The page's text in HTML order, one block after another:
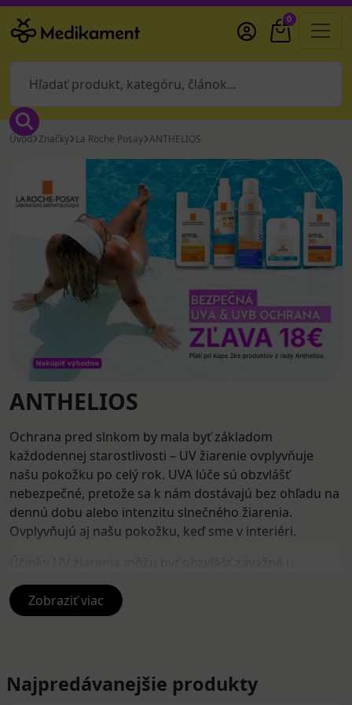
0
Úvod Značky La Roche Posay ANTHELIOS
ANTHELIOS
Ochrana pred slnkom by mala byť základom
každodennej starostlivosti – UV žiarenie ovplyvňuje
našu pokožku po celý rok. UVA lúče sú obzvlášť
nebezpečné, pretože sa k nám dostávajú bez ohľadu na
dennú dobu alebo intenzitu slnečného žiarenia.
Ovplyvňujú aj našu pokožku, keď sme v interiéri.
najmenších detí a môžu sa prejavovať aj po mnohých
rokoch. Vyhýbanie sa používaniu opaľovacieho krému
môže viesť k popáleninám pokožky, zmene farby kože
La Roche-Posay ponúka široký výber produktov
Zobraziť viac
Najpredávanejšie produkty